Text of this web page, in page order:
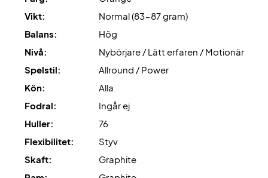
: vi rekommenderar Ashaway Zymax 68 TX med
10,5 kg för denna racket.
Levereras utan fodral!
Vikt:
Normal (83-87 gram)
Balans:
Hög
Nivå:
Nybörjare / Lätt erfaren / Motionär
Spelstil:
Allround / Power
Kön:
Alla
Fodral:
Ingår ej
Huller:
76
Flexibilitet:
Styv
Skaft:
Graphite